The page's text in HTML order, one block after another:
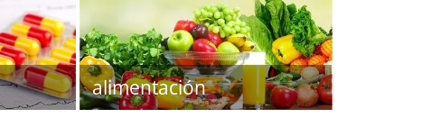
alimentación